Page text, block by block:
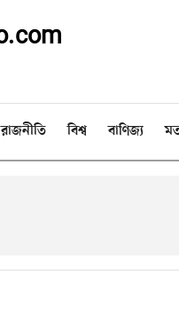
রাজনীতি বিশ্ব বাণিজ্য